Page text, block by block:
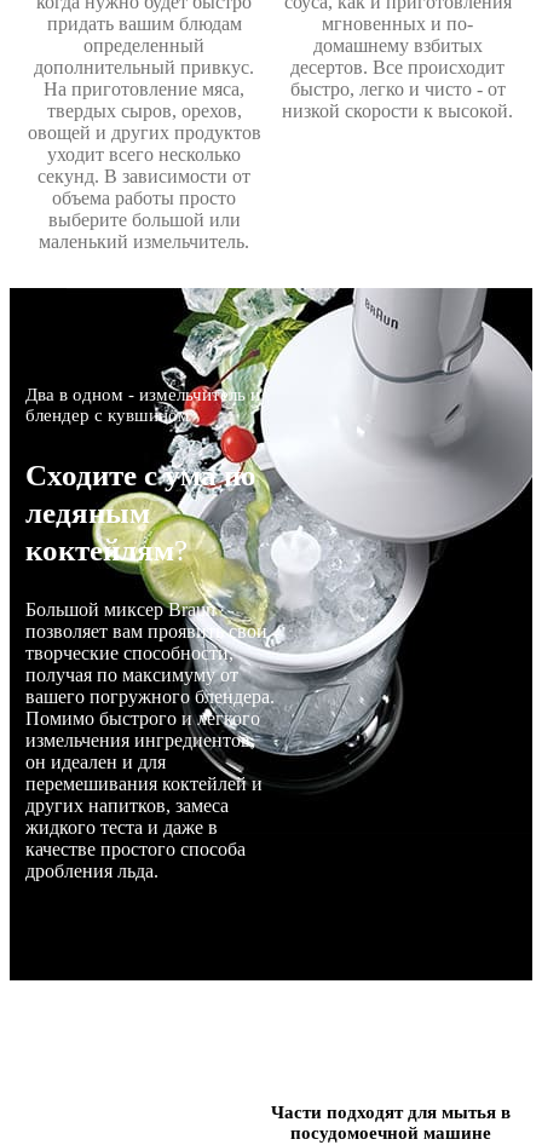
придать вашим блюдам
определенный
дополнительный привкус.
На приготовление мяса,
твердых сыров, орехов,
овощей и других продуктов
уходит всего несколько
секунд. В зависимости от
объема работы просто
выберите большой или
маленький измельчитель.
мгновенных и по-
домашнему взбитых
десертов. Все происходит
быстро, легко и чисто - от
низкой скорости к высокой.
Два в одном - измельчитель и
блендер с кувшином
Сходите с ума по
ледяным
коктейлям?
Большой миксер Braun
позволяет вам проявить свои
творческие способности,
получая по максимуму от
вашего погружного блендера.
Помимо быстрого и легкого
измельчения ингредиентов,
он идеален и для
перемешивания коктейлей и
других напитков, замеса
жидкого теста и даже в
качестве простого способа
дробления льда.
Части подходят для мытья в
посудомоечной машине